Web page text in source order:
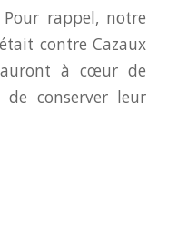
rappel, notre
contre Cazaux
à cœur de
conserver leur